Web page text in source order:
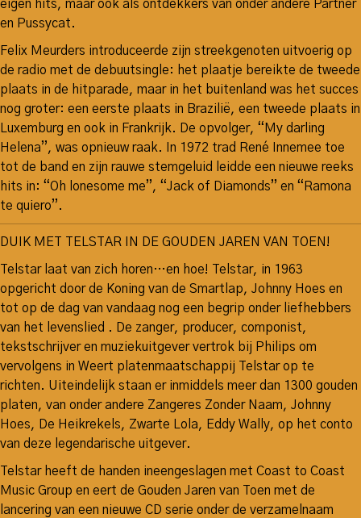
eigen hits, maar ook als ontdekkers van onder andere Partner
en Pussycat.
Felix Meur­ders intro­du­ceerde zijn streekge­noten uit­voe­rig op
de radio met de debuutsingle: het plaatje bereikte de tweede
plaa­ts in de hitparade, maar in het buitenland was het succes
nog groter: een eerste plaats in Brazi­lië, een tweede plaats in
Luxem­burg en ook in Frank­rijk. De opvolger, “My darling
Helena”, was op­nieuw raak. In 1972 trad René Inne­mee toe
tot de band en zijn rauwe stemgeluid leidde een nieuwe reeks
hits in: “Oh lonesome me”, “Jack of Dia­monds” en “Ramona
te quie­ro”.
DUIK MET TELSTAR IN DE GOUDEN JAREN VAN TOEN!
Telstar laat van zich horen…en hoe! Telstar, in 1963
opgericht door de Koning van de Smartlap, Johnny Hoes en
tot op de dag van vandaag nog een begrip onder liefhebbers
van het levenslied . De zanger, producer, componist,
tekstschrijver en muziekuitgever vertrok bij Philips om
vervolgens in Weert platenmaatschappij Telstar op te
richten. Uiteindelijk staan er inmiddels meer dan 1300 gouden
platen, van onder andere Zangeres Zonder Naam, Johnny
Hoes, De Heikrekels, Zwarte Lola, Eddy Wally, op het conto
van deze legendarische uitgever.
Telstar heeft de handen ineengeslagen met Coast to Coast
Music Group en eert de Gouden Jaren van Toen met de
lancering van een nieuwe CD serie onder de verzamelnaam